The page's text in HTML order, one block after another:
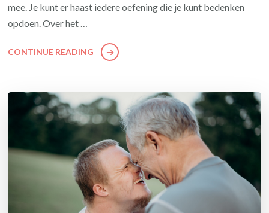
mee. Je kunt er haast iedere oefening die je kunt bedenken
opdoen. Over het …
CONTINUE READING